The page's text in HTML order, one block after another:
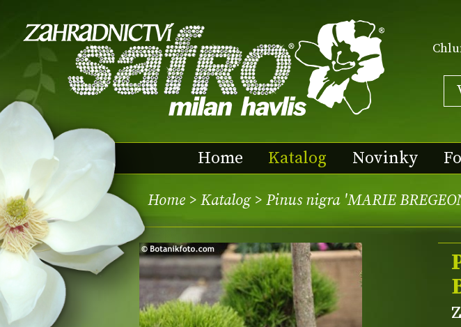
Home Katalog Novinky
Home > Katalog> Pinus nigra 'MARIE